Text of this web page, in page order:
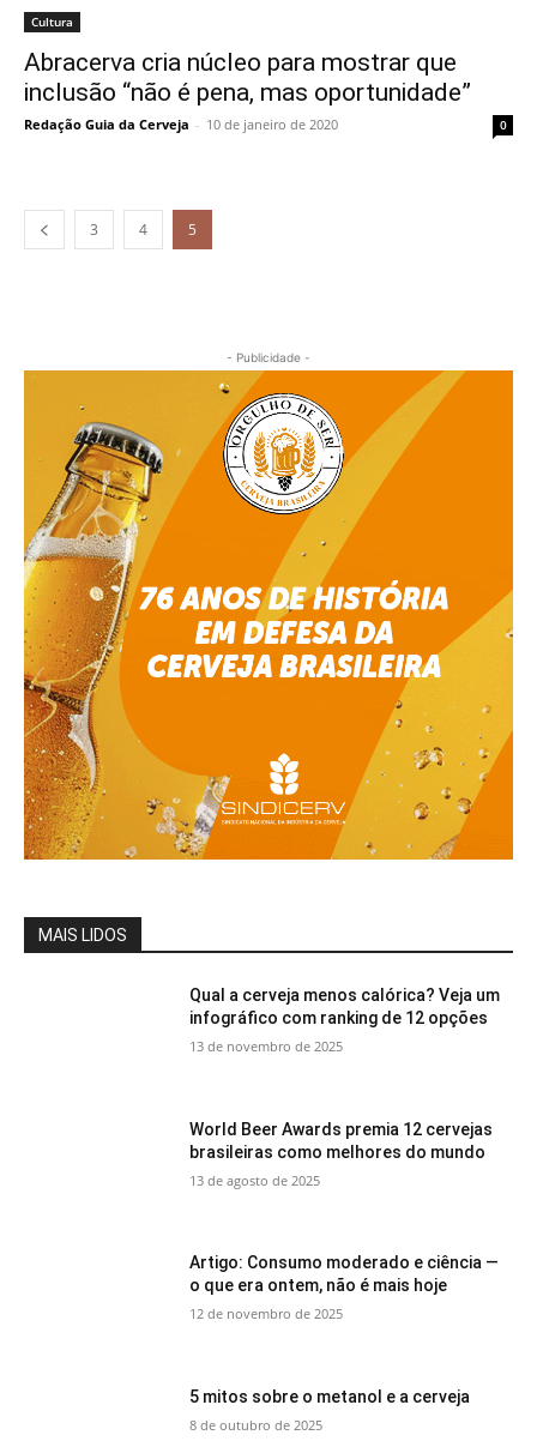
Cultura
Abracerva cria núcleo para mostrar que
inclusão “não é pena, mas oportunidade”
Redação Guia da Cerveja - 10 de janeiro de 2020 0
3 4 5
- Publicidade -
MAIS LIDOS
Qual a cerveja menos calórica? Veja um
infográfico com ranking de 12 opções
13 de novembro de 2025
World Beer Awards premia 12 cervejas
brasileiras como melhores do mundo
13 de agosto de 2025
Artigo: Consumo moderado e ciência —
o que era ontem, não é mais hoje
12 de novembro de 2025
5 mitos sobre o metanol e a cerveja
8 de outubro de 2025